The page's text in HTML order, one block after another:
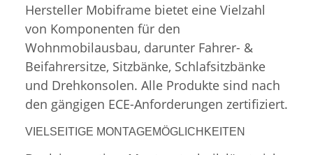
Hersteller Mobiframe bietet eine Vielzahl
von Komponenten für den
Wohnmobilausbau, darunter Fahrer- &
Beifahrersitze, Sitzbänke, Schlafsitzbänke
und Drehkonsolen. Alle Produkte sind nach
den gängigen ECE-Anforderungen zertifiziert.
VIELSEITIGE MONTAGEMÖGLICHKEITEN